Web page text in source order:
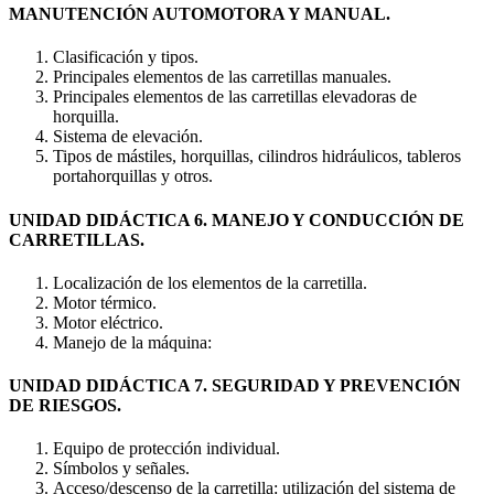
MANUTENCIÓN AUTOMOTORA Y MANUAL.
Clasificación y tipos.
Principales elementos de las carretillas manuales.
Principales elementos de las carretillas elevadoras de
horquilla.
Sistema de elevación.
Tipos de mástiles, horquillas, cilindros hidráulicos, tableros
portahorquillas y otros.
UNIDAD DIDÁCTICA 6. MANEJO Y CONDUCCIÓN DE
CARRETILLAS.
Localización de los elementos de la carretilla.
Motor térmico.
Motor eléctrico.
Manejo de la máquina:
UNIDAD DIDÁCTICA 7. SEGURIDAD Y PREVENCIÓN
DE RIESGOS.
Equipo de protección individual.
Símbolos y señales.
Acceso/descenso de la carretilla: utilización del sistema de